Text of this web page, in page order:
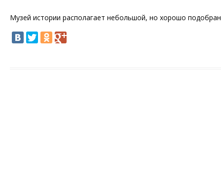
Музей истории располагает небольшой, но хорошо